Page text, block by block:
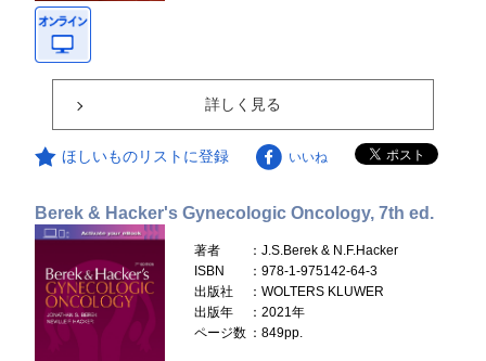
詳しく見る
ほしいものリストに登録 いいね
Berek & Hacker's Gynecologic Oncology, 7th ed.
著者
：J.S.Berek & N.F.Hacker
ISBN
：978-1-975142-64-3
出版社
：WOLTERS KLUWER
出版年
：2021年
ページ数 ：849pp.